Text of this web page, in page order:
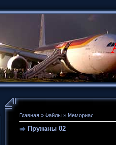
Главная » Файлы » Мемориал
Пружаны 02